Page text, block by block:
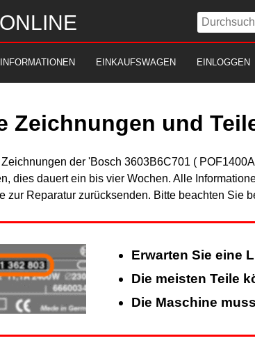
EINKAUFSWAGEN EINLOGGEN
Zeichnungen und
der 'Bosch 3603B6C701 (
dies dauert ein bis vier Wochen. Alle
zur Reparatur zurücksenden. Bitte beachten Sie
Erwarten Sie eine
Die meisten Teile
Die Maschine